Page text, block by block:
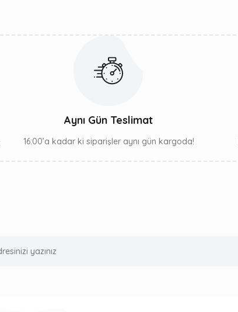
Aynı Gün Teslimat
16:00’a kadar ki siparişler aynı gün kargoda!